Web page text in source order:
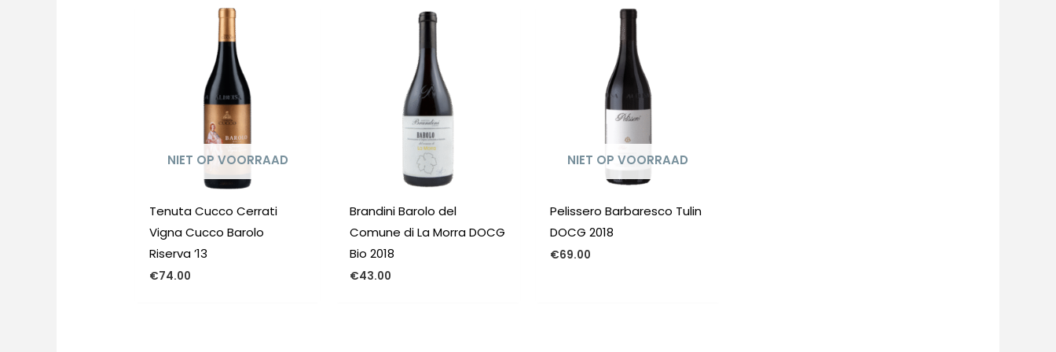
NIET OP VOORRAAD
Tenuta Cucco Cerrati
Vigna Cucco Barolo
Riserva ’13
€74.00
Brandini Barolo del
Comune di La Morra DOCG
Bio 2018
€43.00
NIET OP VOORRAAD
Pelissero Barbaresco Tulin
DOCG 2018
€69.00